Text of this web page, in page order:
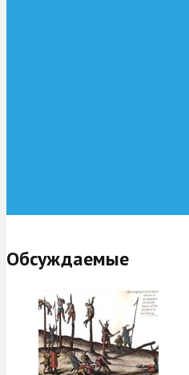
Обсуждаемые